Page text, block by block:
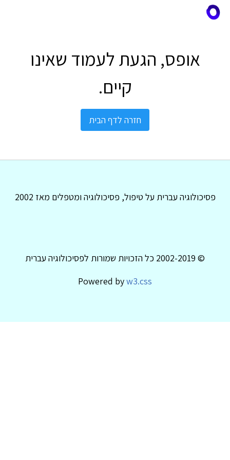
אופס, הגעת לעמוד שאינו
קיים.
חזרה לדף הבית
פסיכולוגיה עברית על טיפול, פסיכולוגיה ומטפלים מאז 2002
© 2002-2019 כל הזכויות שמורות לפסיכולוגיה עברית
Powered byw3.css